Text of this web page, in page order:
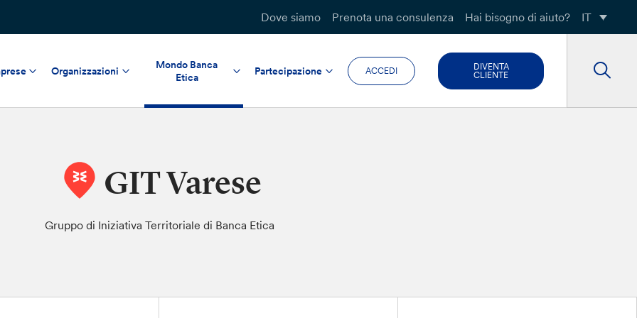
Dove siamo Prenota una consulenza Hai bisogno di aiuto? IT
Organizzazioni
Mondo Banca
Etica
Partecipazione ACCEDI
DIVENTA
CLIENTE
GIT Varese
Gruppo di Iniziativa Territoriale di Banca Etica